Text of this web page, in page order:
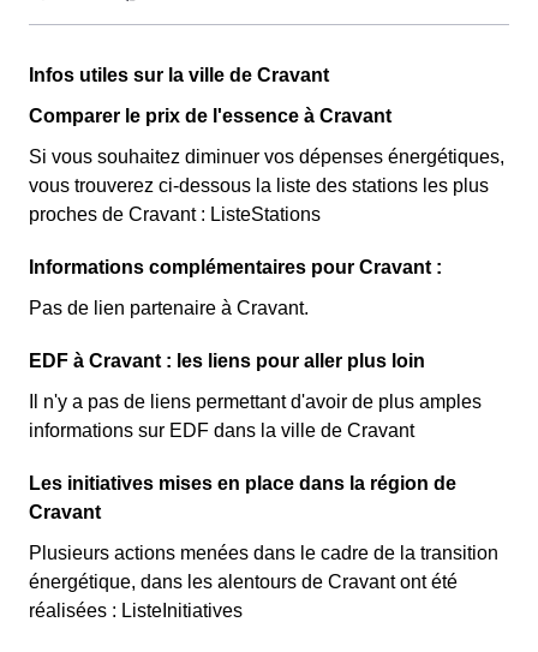
premiers KWh de chaque mois sont moins chers, et
fait attention à sa consommation à Cravant. Ce tarif
existe chez la plupart des fournisseurs d'électricité de
France et est disponible pour les Cravantais éligibles. 💡
🏠
clients Cravantais l'ayant choisie avant 1998. Elle
différencie deux tarifs : pendant 22 jours le prix de
l'électricité est quatre fois plus cher, tandis que tous les
autres jours de l'année, le prix est 20% moins cher par
Infos utiles sur la ville de Cravant
Comparer le prix de l'essence à Cravant
Si vous souhaitez diminuer vos dépenses énergétiques,
vous trouverez ci-dessous la liste des stations les plus
proches de Cravant : ListeStations
Informations complémentaires pour Cravant :
Pas de lien partenaire à Cravant.
EDF à Cravant : les liens pour aller plus loin
Il n'y a pas de liens permettant d'avoir de plus amples
informations sur EDF dans la ville de Cravant
Les initiatives mises en place dans la région de
Cravant
Plusieurs actions menées dans le cadre de la transition
énergétique, dans les alentours de Cravant ont été
réalisées : ListeInitiatives